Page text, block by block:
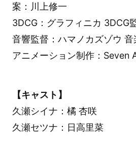
案：川上修一
3DCG：グラフィニカ 3DCG
音響監督：ハマノカズゾウ
アニメーション制作：Seven
【キャスト】
久瀬シイナ：橘 杏咲
久瀬セツナ：日高里菜